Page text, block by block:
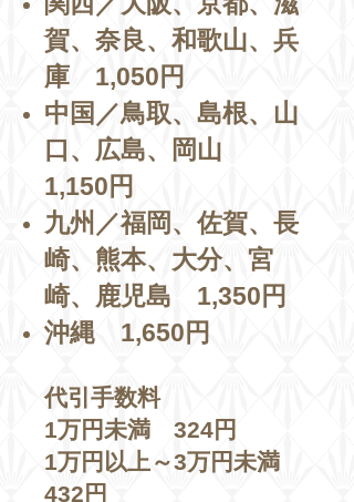
賀、奈良、和歌山、兵
庫 1,050円
中国／鳥取、島根、山
口、広島、岡山
1,150円
九州／福岡、佐賀、長
崎、熊本、大分、宮
崎、鹿児島 1,350円
沖縄 1,650円
代引手数料
1万円未満 324円
1万円以上～3万円未満
432 円